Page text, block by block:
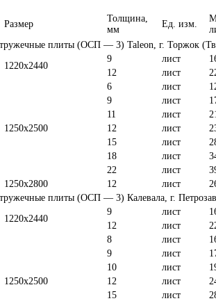
Размер
Толщина,
мм
Ед. изм.
плиты (ОСП — 3) Taleon, г. Торжок
1220х2440
9 лист
12
лист
1250х2500
6 лист
9
лист
11
лист
12
лист
15
лист
18
лист
22
лист
1250х2800 12 лист
плиты (ОСП — 3) Калевала, г.
1220х2440
9 лист
12
лист
1250х2500
8 лист
9
лист
10
лист
12
лист
15
лист